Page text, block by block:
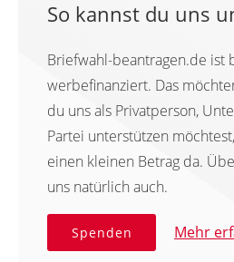
So kannst du uns
Briefwahl-beantragen.de ist
werbefinanziert. Das
du uns als Privatperson,
Partei unterstützen
einen kleinen Betrag da.
uns natürlich auch.
Spenden Mehr